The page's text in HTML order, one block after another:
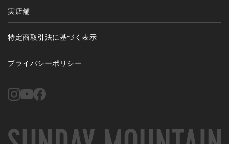
実店舗
特定商取引法に基づく表示
プライバシーポリシー